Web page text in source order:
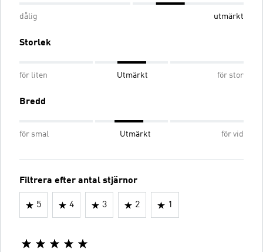
dålig utmärkt
Storlek
för liten Utmärkt för stor
Bredd
för smal Utmärkt för vid
Filtrera efter antal stjärnor
5 4 3 2 1